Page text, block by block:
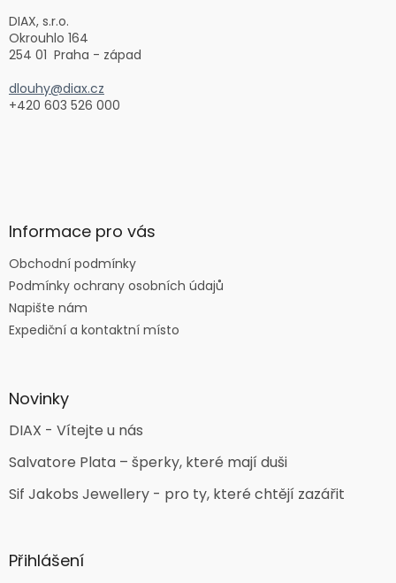
DIAX, s.r.o.
Okrouhlo 164
254 01 Praha - západ
dlouhy@diax.cz
+420 603 526 000
Informace pro vás
Obchodní podmínky
Podmínky ochrany osobních údajů
Napište nám
Expediční a kontaktní místo
Novinky
DIAX - Vítejte u nás
Salvatore Plata – šperky, které mají duši
Sif Jakobs Jewellery - pro ty, které chtějí zazářit
Přihlášení